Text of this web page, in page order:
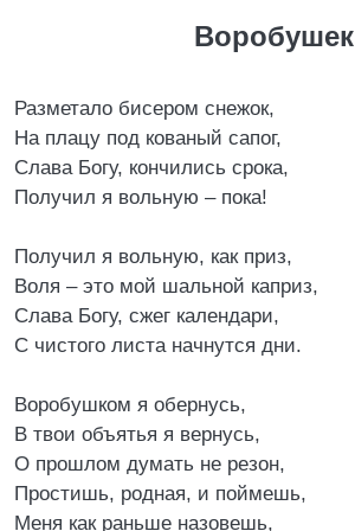
Воробушек
Разметало бисером снежок,
На плацу под кованый сапог,
Слава Богу, кончились срока,
Получил я вольную – пока!
Получил я вольную, как приз,
Воля – это мой шальной каприз,
Слава Богу, сжег календари,
С чистого листа начнутся дни.
Воробушком я обернусь,
В твои объятья я вернусь,
О прошлом думать не резон,
Простишь, родная, и поймешь,
Меня как раньше назовешь,